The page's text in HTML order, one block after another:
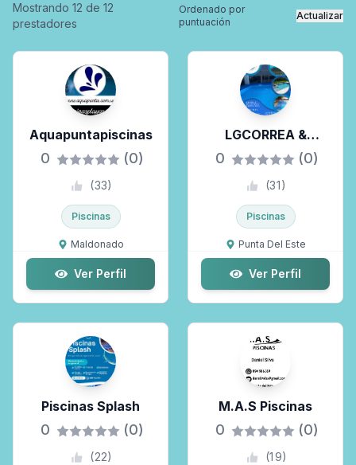
Especialidad
Zonas de trabajo
Selecciona las zonas...
Solo Maldo Premium
Mostrando 12 de 12
prestadores
Ordenado por
puntuación
Actualizar
Aquapuntapiscinas
0 (0)
(33)
Piscinas
Maldonado
Ver Perfil
LGCORREA &
Asociados
0 (0)
(31)
Piscinas
Punta Del Este
Ver Perfil
Piscinas Splash
0 (0)
(22)
M.A.S Piscinas
0 (0)
(19)